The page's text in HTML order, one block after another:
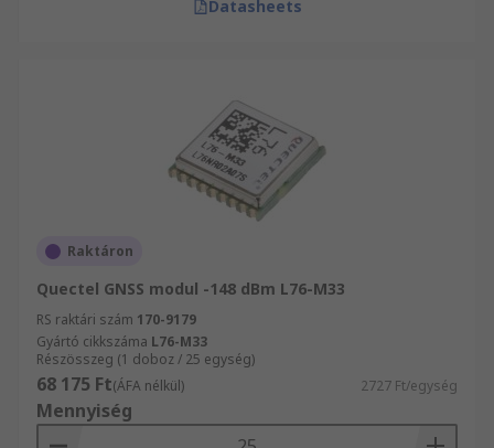
Datasheets
Raktáron
Quectel GNSS modul -148 dBm L76-M33
RS raktári szám 170-9179
Gyártó cikkszáma L76-M33
Részösszeg (1 doboz / 25 egység)
68 175 Ft(ÁFA nélkül) 2727 Ft/egység
Mennyiség